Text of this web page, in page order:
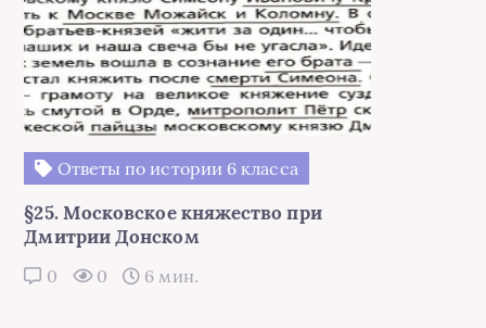
Ответы по истории 6 класса
§25. Московское княжество при
Дмитрии Донском
0 0 6 мин.